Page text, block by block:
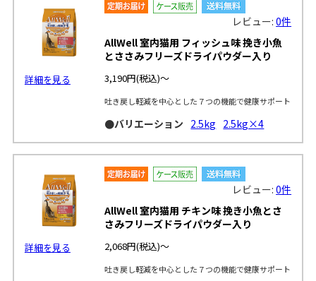
詳細を見る
レビュー:0件
AllWell 室内猫用 フィッシュ味 挽き小魚
とささみフリーズドライパウダー入り
3,190円(税込)～
吐き戻し軽減を中心とした７つの機能で健康サポート
●バリエーション 2.5kg 2.5kg×4
詳細を見る
レビュー:0件
AllWell 室内猫用 チキン味 挽き小魚とさ
さみフリーズドライパウダー入り
2,068円(税込)～
吐き戻し軽減を中心とした７つの機能で健康サポート